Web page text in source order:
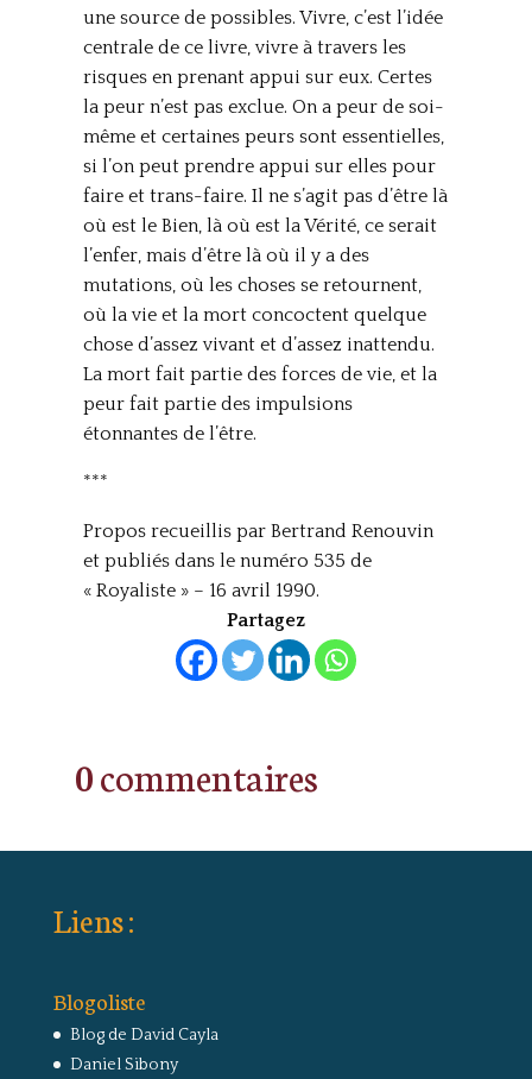
une source de possibles. Vivre, c’est l’idée
centrale de ce livre, vivre à travers les
risques en prenant appui sur eux. Certes
la peur n’est pas exclue. On a peur de soi-
même et certaines peurs sont essentielles,
si l’on peut prendre appui sur elles pour
faire et trans-faire. Il ne s’agit pas d’être là
où est le Bien, là où est la Vérité, ce serait
l’enfer, mais d’être là où il y a des
mutations, où les choses se retournent,
où la vie et la mort concoctent quelque
chose d’assez vivant et d’assez inattendu.
La mort fait partie des forces de vie, et la
peur fait partie des impulsions
étonnantes de l’être.
***
Propos recueillis par Bertrand Renouvin
et publiés dans le numéro 535 de
« Royaliste » – 16 avril 1990.
Partagez
0 commentaires
Liens :
Blogoliste
Blog de David Cayla
Daniel Sibony